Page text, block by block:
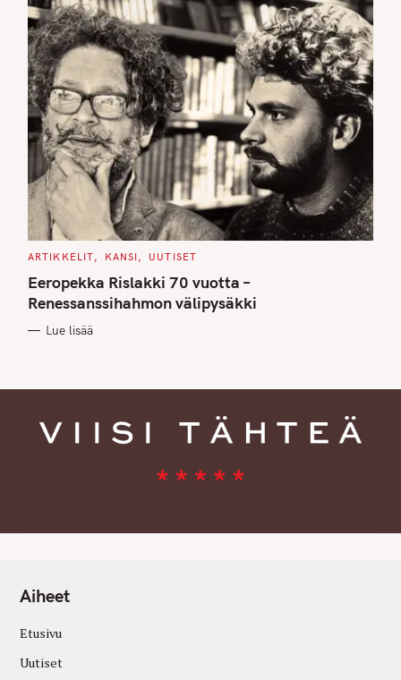
C
T
E
G
O
I
ARTIKKELIT KANSI UUTISET
Eeropekka Rislakki 70 vuotta –
Renessanssihahmon välipysäkki
Lue lisää
Aiheet
Etusivu
Uutiset